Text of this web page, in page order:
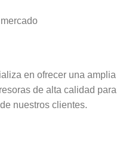
en ofrecer una amplia
de alta calidad para
nuestros clientes.